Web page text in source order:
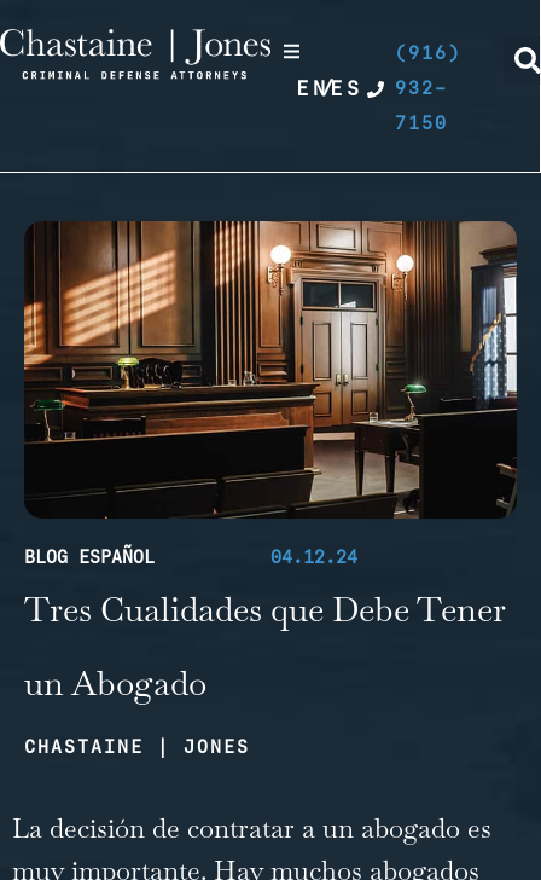
EN
/ES
(916)
932-
7150
BLOG ESPAÑOL 04.12.24
Tres Cualidades que Debe Tener
un Abogado
CHASTAINE | JONES
La decisión de contratar a un abogado es
muy importante. Hay muchos abogados